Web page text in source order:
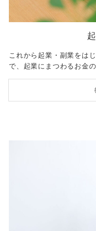
これから起業・副業をは
で、起業にまつわるお金の